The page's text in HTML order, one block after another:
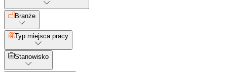
Branże
Typ miejsca pracy
Stanowisko